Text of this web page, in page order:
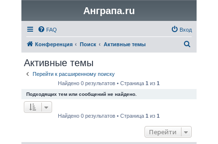
Анграпа.ru
FAQ Вход
Конференция Поиск Активные темы
Активные темы
Перейти к расширенному поиску
Найдено 0 результатов • Страница1 из1
Подходящих тем или сообщений не найдено.
Найдено 0 результатов • Страница1 из1
Перейти